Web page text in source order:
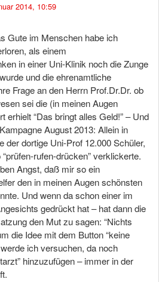
2014, 10:59
Gute im Menschen habe ich
als einem
in einer Uni-Klinik noch die Zunge
und die ehrenamtliche
Frage an den Herrn Prof.Dr.Dr. ob
sei die (in meinen Augen
erhielt “Das bringt alles Geld!” – Und
August 2013: Allein in
der dortige Uni-Prof 12.000 Schüler,
rufen-drücken” verklickerte.
Angst, daß mir so ein
den in meinen Augen schönsten
Und wenn da schon einer im
gedrückt hat – hat dann die
den Mut zu sagen: “Nichts
die Idee mit dem Button “keine
ich versuchen, da noch
hinzuzufügen – immer in der